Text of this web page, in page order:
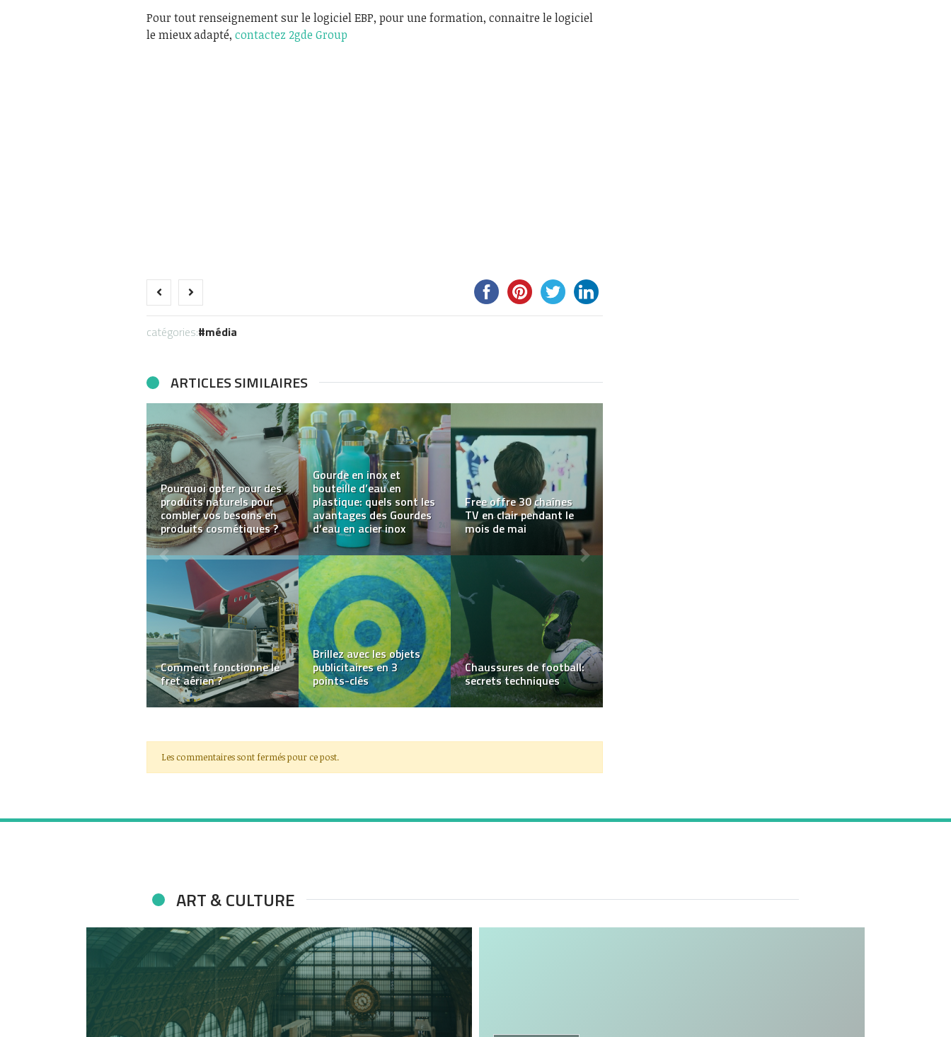
Pour tout renseignement sur le logiciel EBP, pour une formation, connaitre le logiciel
le mieux adapté, contactez 2gde Group
catégories: média
ARTICLES SIMILAIRES
Les escapes games, un
excellent divertissement
au quotidien
Conseils sur le choix
d’un robinet
Croupier, un métier qui
sort de l’ordinaire
Vous vendez votre
maison? Nos conseils
pour que tout se passe
bien
Les avantages de porter
de l’Orgonite en
pendentif
Le succès de Cristal
Crédit
Les commentaires sont fermés pour ce post.
ART & CULTURE